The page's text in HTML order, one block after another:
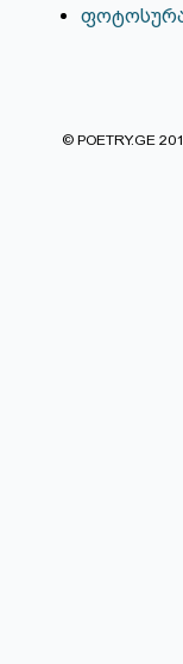
© POETRY.GE